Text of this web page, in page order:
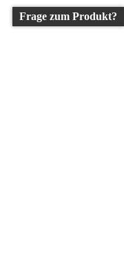
Frage zum Produkt?